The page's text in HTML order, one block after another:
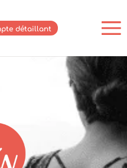
détaillant